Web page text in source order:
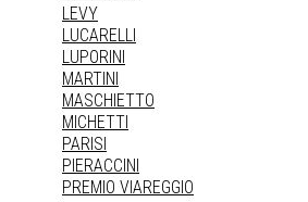
LEVY
LUCARELLI
LUPORINI
MARTINI
MASCHIETTO
MICHETTI
PARISI
PIERACCINI
PREMIO VIAREGGIO